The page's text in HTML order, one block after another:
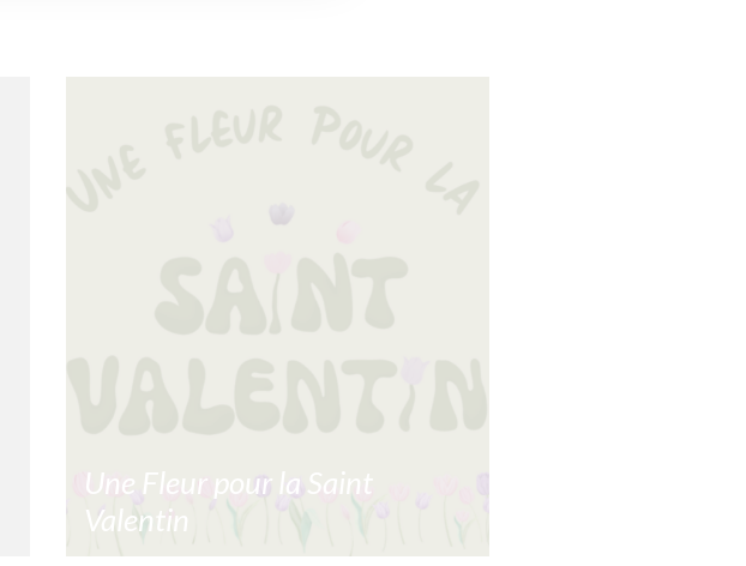
Une Fleur pour la Saint
Valentin